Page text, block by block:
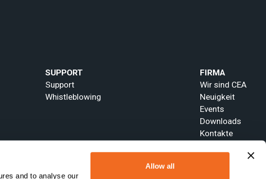
and to analyse our
Allow all
SUPPORT
Support
Whistleblowing
FIRMA
Wir sind CEA
Neuigkeit
Events
Downloads
Kontakte